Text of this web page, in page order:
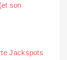
son
Jackspots